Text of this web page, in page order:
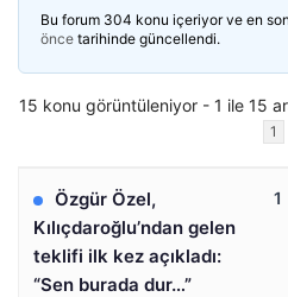
Bu forum 304 konu içeriyor ve en son
önce tarihinde güncellendi.
15 konu görüntüleniyor - 1 ile 15
1
Özgür Özel,
Kılıçdaroğlu’ndan gelen
teklifi ilk kez açıkladı:
“Sen burada dur…”
1